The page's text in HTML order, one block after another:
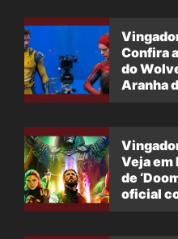
Confira
do
Aranha
Veja em
de
oficial